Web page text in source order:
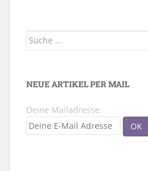
Suche
NEUE ARTIKEL PER MAIL
Deine Mailadresse: